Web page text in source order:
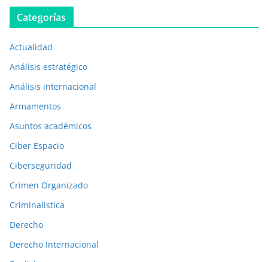
b
c
a
c
o
n
e
a
n
t
r
i
Categorías
Actualidad
Análisis estratégico
Análisis internacional
Armamentos
Asuntos académicos
Ciber Espacio
Ciberseguridad
Crimen Organizado
Criminalistica
Derecho
Derecho Internacional